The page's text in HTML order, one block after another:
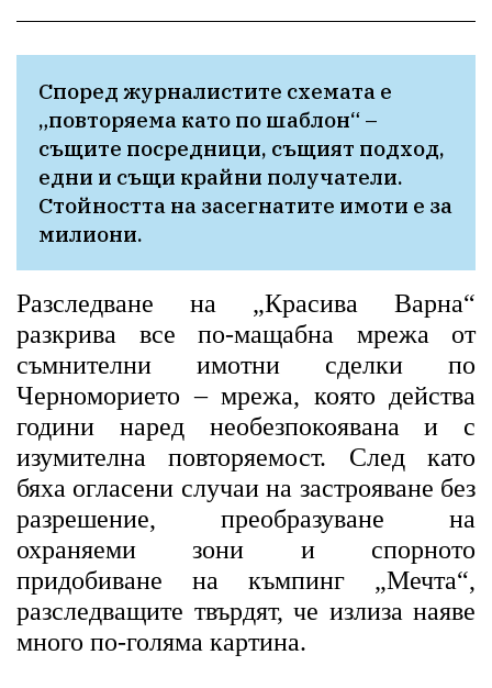
Според журналистите схемата е
„повторяема като по шаблон“ –
същите посредници, същият подход,
едни и същи крайни получатели.
Стойността на засегнатите имоти е за
Разследване на „Красива Варна“
разкрива все по-мащабна мрежа от
съмнителни имотни сделки по
Черноморието – мрежа, която действа
години наред необезпокоявана и с
изумителна повторяемост. След като
бяха огласени случаи на застрояване без
разрешение, преобразуване на
охраняеми зони и спорното
придобиване на къмпинг „Мечта“,
разследващите твърдят, че излиза наяве
много по-голяма картина.